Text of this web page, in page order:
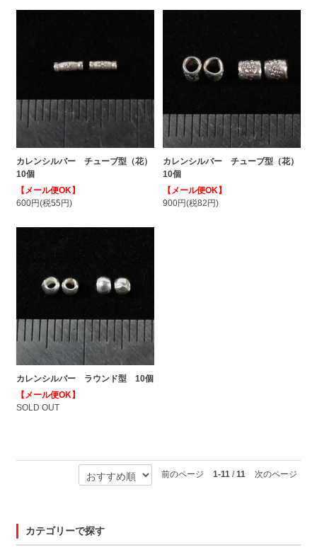
カレンシルバー チューブ型（花）
10個
【メール便OK】
600円(税55円)
カレンシルバー チューブ型（花）
10個
【メール便OK】
900円(税82円)
カレンシルバー ラウンド型 10個
【メール便OK】
SOLD OUT
前のページ 1-11/11 次のページ
カテゴリーで探す